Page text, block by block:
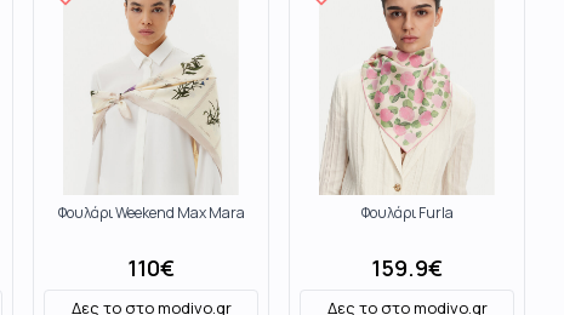
Φουλάρι Weekend Max Mara
110€
Δες το στοmodivo.gr
Φουλάρι Furla
159.9€
Δες το στοmodivo.gr